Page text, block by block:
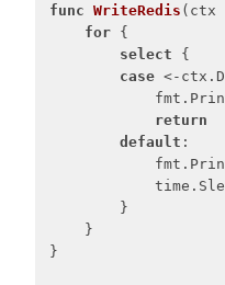
func WriteRedis (ctx
for {
select {
case <-
return
default :
        }
    }
}